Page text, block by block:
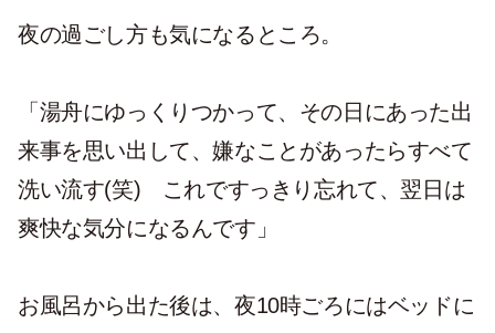
夜の過ごし方も気になるところ。
「湯舟にゆっくりつかって、その日にあった出
来事を思い出して、嫌なことがあったらすべて
洗い流す(笑) これですっきり忘れて、翌日は
爽快な気分になるんです」
お風呂から出た後は、夜10時ごろにはベッドに